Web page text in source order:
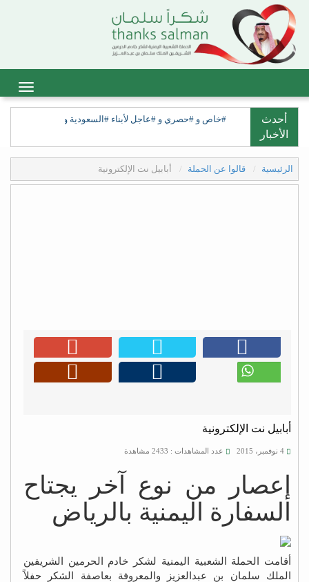
أحدث
الأخبار
#خاص و #حصري و #عاجل لأبناء #السعودية ولأبناء #السعيدة،
الرئيسية قالوا عن الحملة أبابيل نت الإلكترونية
أبابيل نت الإلكترونية
عدد المشاهدات : 2433 مشاهدة
إعصار من نوع آخر يجتاح
السفارة اليمنية بالرياض
أقامت الحملة الشعبية اليمنية لشكر خادم الحرمين الشريفين
الملك سلمان بن عبدالعزيز والمعروفة بعاصفة الشكر حفلاً